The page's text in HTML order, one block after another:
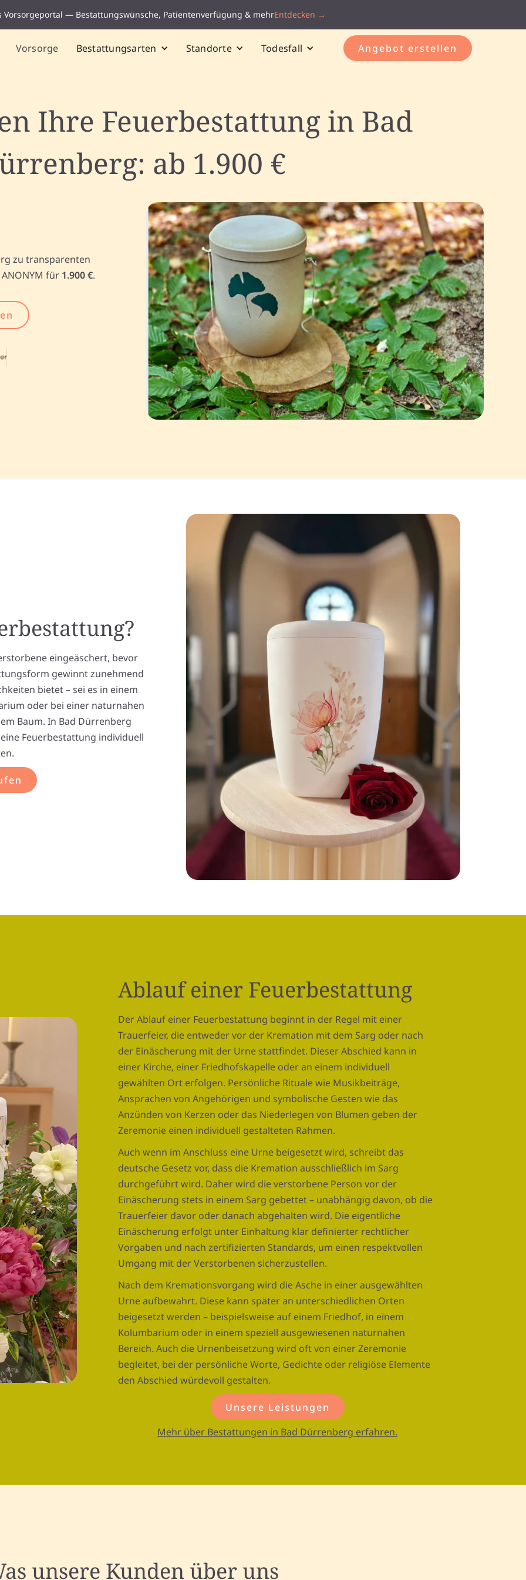
Vorsorgeportal — Bestattungswünsche, Patientenverfügung & mehrEntdecken →
Vorsorge Bestattungsarten Standorte Todesfall Angebot erstellen
Ihre Feuerbestattung in Bad
ab 1.900 €
zu transparenten
für 1.900 €.
eingeäschert, bevor
gewinnt zunehmend
bietet – sei es in einem
oder bei einer naturnahen
Baum. In Bad Dürrenberg
Feuerbestattung individuell
Ablauf einer Feuerbestattung
Der Ablauf einer Feuerbestattung beginnt in der Regel mit einer
Trauerfeier, die entweder vor der Kremation mit dem Sarg oder nach
der Einäscherung mit der Urne stattfindet. Dieser Abschied kann in
einer Kirche, einer Friedhofskapelle oder an einem individuell
gewählten Ort erfolgen. Persönliche Rituale wie Musikbeiträge,
Ansprachen von Angehörigen und symbolische Gesten wie das
Anzünden von Kerzen oder das Niederlegen von Blumen geben der
Zeremonie einen individuell gestalteten Rahmen.
Auch wenn im Anschluss eine Urne beigesetzt wird, schreibt das
deutsche Gesetz vor, dass die Kremation ausschließlich im Sarg
durchgeführt wird. Daher wird die verstorbene Person vor der
Einäscherung stets in einem Sarg gebettet – unabhängig davon, ob die
Trauerfeier davor oder danach abgehalten wird. Die eigentliche
Einäscherung erfolgt unter Einhaltung klar definierter rechtlicher
Vorgaben und nach zertifizierten Standards, um einen respektvollen
Umgang mit der Verstorbenen sicherzustellen.
Nach dem Kremationsvorgang wird die Asche in einer ausgewählten
Urne aufbewahrt. Diese kann später an unterschiedlichen Orten
beigesetzt werden – beispielsweise auf einem Friedhof, in einem
Kolumbarium oder in einem speziell ausgewiesenen naturnahen
Bereich. Auch die Urnenbeisetzung wird oft von einer Zeremonie
begleitet, bei der persönliche Worte, Gedichte oder religiöse Elemente
den Abschied würdevoll gestalten.
Unsere Leistungen
Mehr über Bestattungen in Bad Dürrenberg erfahren.
unsere Kunden über uns